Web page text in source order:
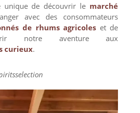
unique de découvrir le marché
avec des consommateurs
de rhums agricoles et de
notre aventure aux
curieux.